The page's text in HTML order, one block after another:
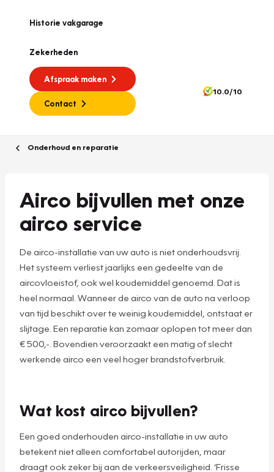
Historie vakgarage
Zekerheden
Afspraak maken
Contact
10.0/10
Onderhoud en reparatie
Airco bijvullen met onze
airco service
De airco-installatie van uw auto is niet onderhoudsvrij.
Het systeem verliest jaarlijks een gedeelte van de
aircovloeistof, ook wel koudemiddel genoemd. Dat is
heel normaal. Wanneer de airco van de auto na verloop
van tijd beschikt over te weinig koudemiddel, ontstaat er
slijtage. Een reparatie kan zomaar oplopen tot meer dan
€ 500,-. Bovendien veroorzaakt een matig of slecht
werkende airco een veel hoger brandstofverbruik.
Wat kost airco bijvullen?
Een goed onderhouden airco-installatie in uw auto
betekent niet alleen comfortabel autorijden, maar
draagt ook zeker bij aan de verkeersveiligheid. ‘Frisse